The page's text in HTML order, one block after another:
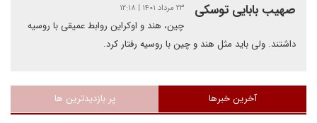
صهیب بابایی توسکی ۲۳ مرداد ۱۴۰۱ | ۱۲:۱۸
چین، هند و اوکراین روابط عمیقی با روسیه
داشتند. ولی باید مثل هند و چین با روسیه رفتار کرد.
آخرین خبرها پر بازدیدترین ها